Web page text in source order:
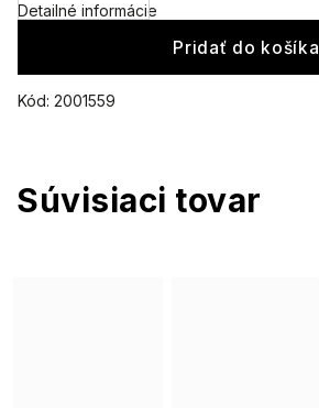
Kód: 2001559
Pridať do košíka
Detailné informácie
Súvisiaci tovar